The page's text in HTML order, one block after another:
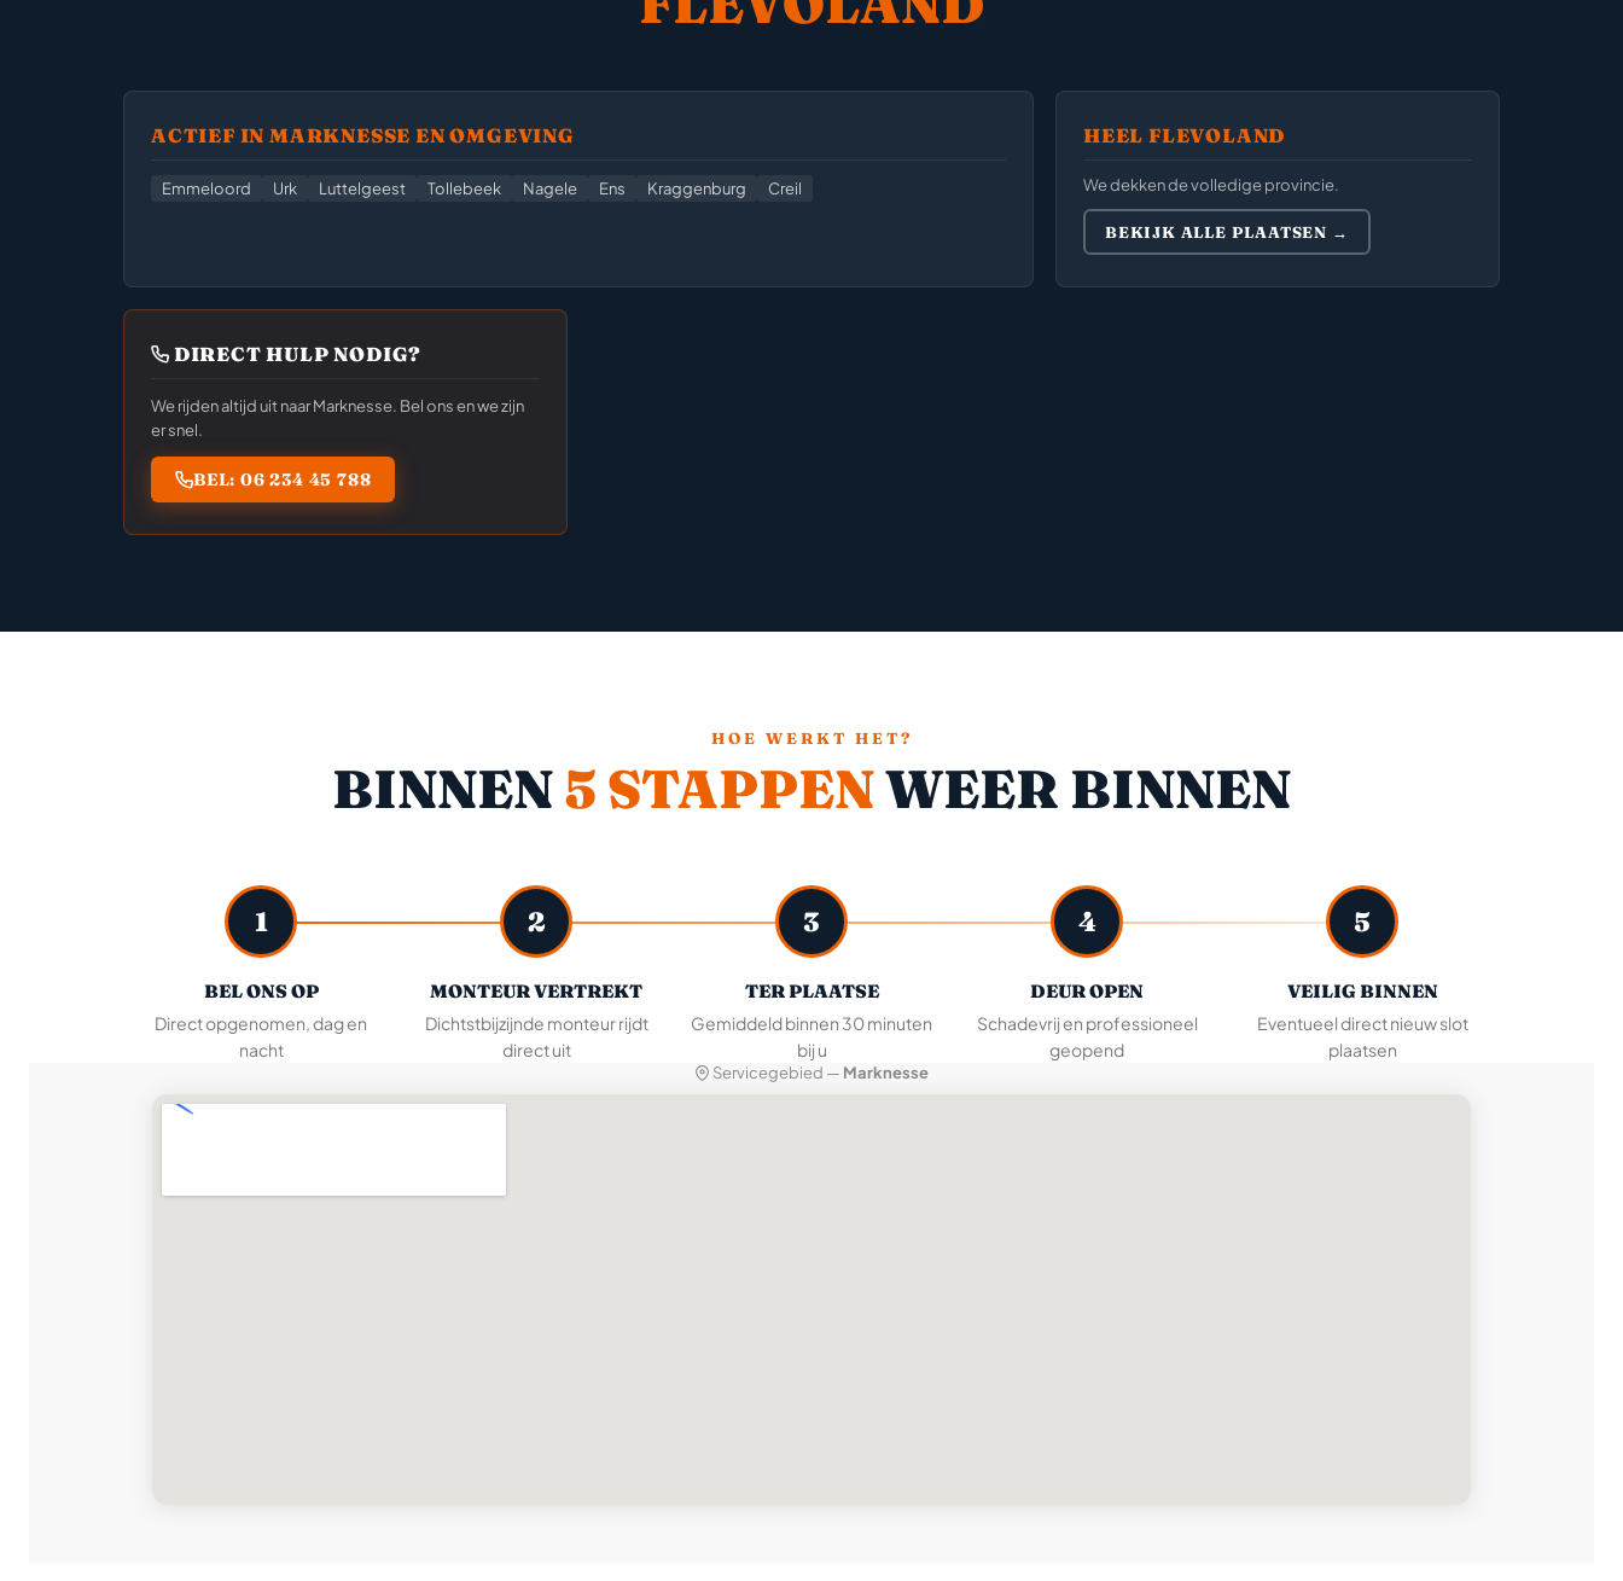
ACTIEF IN MARKNESSE EN OMGEVING
Emmeloord Urk Luttelgeest Tollebeek Nagele Ens Kraggenburg Creil
HEEL FLEVOLAND
We dekken de volledige provincie.
BEKIJK ALLE PLAATSEN →
DIRECT HULP NODIG?
We rijden altijd uit naar Marknesse. Bel ons en we zijn
er snel.
BEL: 06 234 45 788
HOE WERKT HET?
BINNEN5 STAPPENWEER BINNEN
1
BEL ONS OP
Direct opgenomen, dag en
nacht
2
MONTEUR VERTREKT
Dichtstbijzijnde monteur rijdt
direct uit
3
TER PLAATSE
Gemiddeld binnen 30 minuten
bij u
4
DEUR OPEN
Schadevrij en professioneel
geopend
5
VEILIG BINNEN
Eventueel direct nieuw slot
plaatsen
Servicegebied — Marknesse